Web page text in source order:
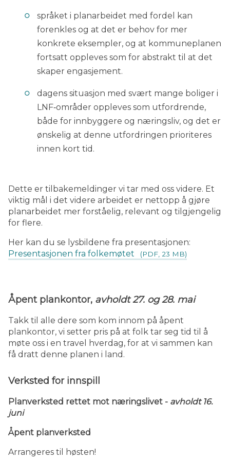
språket i planarbeidet med fordel kan
forenkles og at det er behov for mer
konkrete eksempler, og at kommuneplanen
fortsatt oppleves som for abstrakt til at det
skaper engasjement.
dagens situasjon med svært mange boliger i
LNF‑områder oppleves som utfordrende,
både for innbyggere og næringsliv, og det er
ønskelig at denne utfordringen prioriteres
innen kort tid.
Dette er tilbakemeldinger vi tar med oss videre. Et
viktig mål i det videre arbeidet er nettopp å gjøre
planarbeidet mer forståelig, relevant og tilgjengelig
for flere.
Her kan du se lysbildene fra presentasjonen:
Presentasjonen fra folkemøtet
(PDF, 23 MB)
Åpent plankontor, avholdt 27. og 28. mai
Takk til alle dere som kom innom på åpent
plankontor, vi setter pris på at folk tar seg tid til å
møte oss i en travel hverdag, for at vi sammen kan
få dratt denne planen i land.
Verksted for innspill
Planverksted rettet mot næringslivet - avholdt 16.
juni
Åpent planverksted
Arrangeres til høsten!